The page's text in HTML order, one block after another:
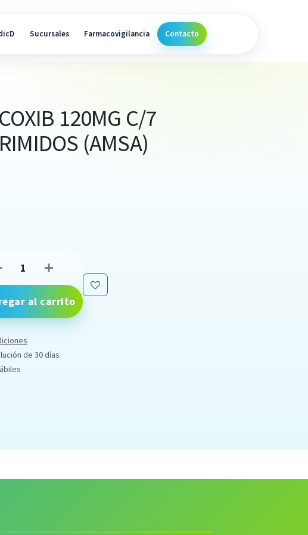
Sucursales Farmacovigilancia Contacto
120MG C/7
(AMSA)
al carrito
de 30 días